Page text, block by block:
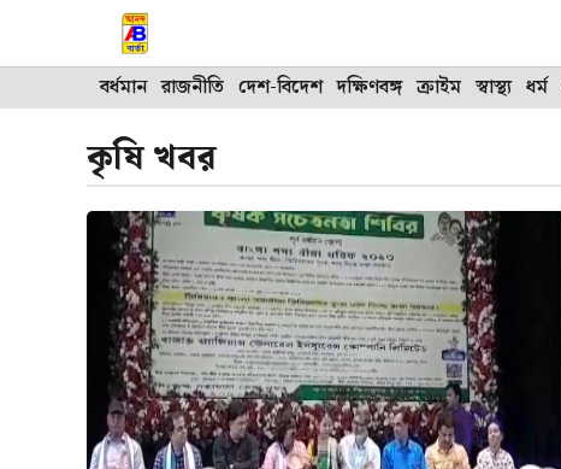
বর্ধমান রাজনীতি দেশ-বিদেশ দক্ষিণবঙ্গ ক্রাইম স্বাস্থ্য ধর্ম
কৃষি খবর